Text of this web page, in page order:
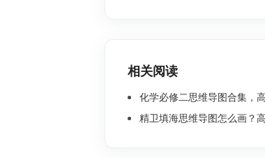
相关阅读
化学必修二思维导图合集，高
精卫填海思维导图怎么画？高清版